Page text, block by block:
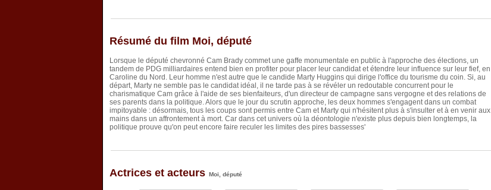
Résumé du film Moi, député
Lorsque le député chevronné Cam Brady commet une gaffe monumentale en public à l'approche des élections, un
tandem de PDG milliardaires entend bien en profiter pour placer leur candidat et étendre leur influence sur leur fief, en
Caroline du Nord. Leur homme n'est autre que le candide Marty Huggins qui dirige l'office du tourisme du coin. Si, au
départ, Marty ne semble pas le candidat idéal, il ne tarde pas à se révéler un redoutable concurrent pour le
charismatique Cam grâce à l'aide de ses bienfaiteurs, d'un directeur de campagne sans vergogne et des relations de
ses parents dans la politique. Alors que le jour du scrutin approche, les deux hommes s'engagent dans un combat
impitoyable : désormais, tous les coups sont permis entre Cam et Marty qui n'hésitent plus à s'insulter et à en venir aux
mains dans un affrontement à mort. Car dans cet univers où la déontologie n'existe plus depuis bien longtemps, la
politique prouve qu'on peut encore faire reculer les limites des pires bassesses'
Actrices et acteurs Moi, député